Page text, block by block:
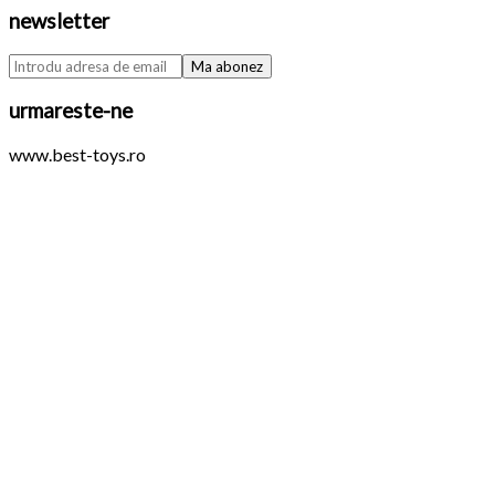
newsletter
urmareste-ne
www.best-toys.ro